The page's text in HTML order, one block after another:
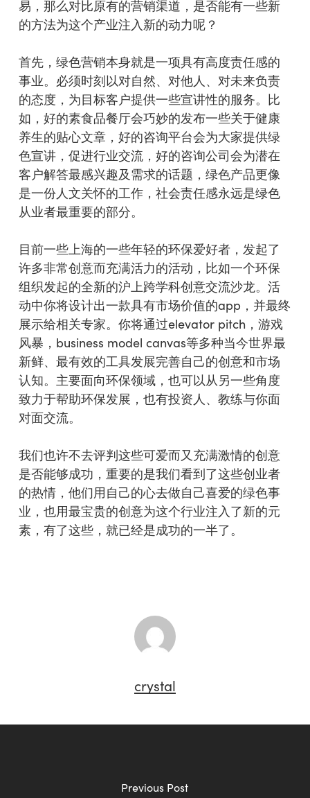
易，那么对比原有的营销渠道，是否能有一些新
的方法为这个产业注入新的动力呢？
首先，绿色营销本身就是一项具有高度责任感的
事业。必须时刻以对自然、对他人、对未来负责
的态度，为目标客户提供一些宣讲性的服务。比
如，好的素食品餐厅会巧妙的发布一些关于健康
养生的贴心文章，好的咨询平台会为大家提供绿
色宣讲，促进行业交流，好的咨询公司会为潜在
客户解答最感兴趣及需求的话题，绿色产品更像
是一份人文关怀的工作，社会责任感永远是绿色
从业者最重要的部分。
目前一些上海的一些年轻的环保爱好者，发起了
许多非常创意而充满活力的活动，比如一个环保
组织发起的全新的沪上跨学科创意交流沙龙。活
动中你将设计出一款具有市场价值的app，并最终
展示给相关专家。你将通过elevator pitch，游戏
风暴，business model canvas等多种当今世界最
新鲜、最有效的工具发展完善自己的创意和市场
认知。主要面向环保领域，也可以从另一些角度
致力于帮助环保发展，也有投资人、教练与你面
对面交流。
我们也许不去评判这些可爱而又充满激情的创意
是否能够成功，重要的是我们看到了这些创业者
的热情，他们用自己的心去做自己喜爱的绿色事
业，也用最宝贵的创意为这个行业注入了新的元
素，有了这些，就已经是成功的一半了。
crystal
Previous Post